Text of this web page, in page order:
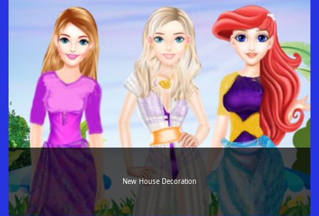
New House Decoration